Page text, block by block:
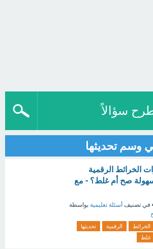
سؤالاً
وسم تحديثها
الخرائط الرقمية
صح أم غلط؟ - مع
في تصنيف أسئلة تعليمية بواسطة
الخرائط الرقمية
تحديثها
غلط